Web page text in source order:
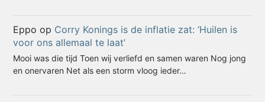
Eppo op Corry Konings is de inflatie zat: ‘Huilen is
voor ons allemaal te laat’
Mooi was die tijd Toen wij verliefd en samen waren Nog jong
en onervaren Net als een storm vloog ieder…